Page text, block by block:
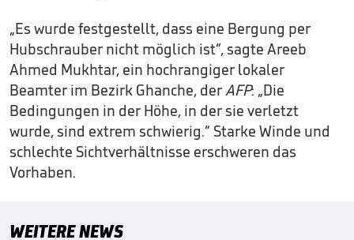
„Es wurde festgestellt, dass eine Bergung per
Hubschrauber nicht möglich ist“, sagte Areeb
Ahmed Mukhtar, ein hochrangiger lokaler
Beamter im Bezirk Ghanche, derAFP: „Die
Bedingungen in der Höhe, in der sie verletzt
wurde, sind extrem schwierig.“ Starke Winde und
schlechte Sichtverhältnisse erschweren das
Vorhaben.
WEITERE NEWS